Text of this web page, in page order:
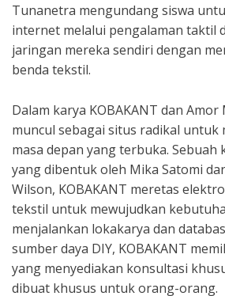
Tunanetra mengundang siswa
internet melalui pengalaman taktil
jaringan mereka sendiri dengan
benda tekstil.
Dalam karya KOBAKANT dan
muncul sebagai situs radikal untuk
masa depan yang terbuka. Sebuah
yang dibentuk oleh Mika Satomi
Wilson, KOBAKANT meretas
tekstil untuk mewujudkan
menjalankan lokakarya dan
sumber daya DIY, KOBAKANT
yang menyediakan konsultasi
dibuat khusus untuk orang-orang.